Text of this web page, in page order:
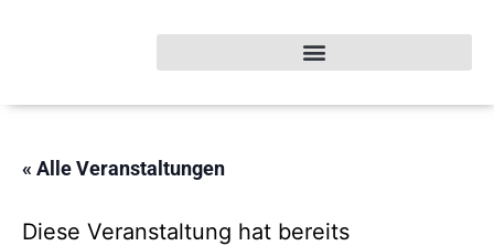
« Alle Veranstaltungen
Diese Veranstaltung hat bereits